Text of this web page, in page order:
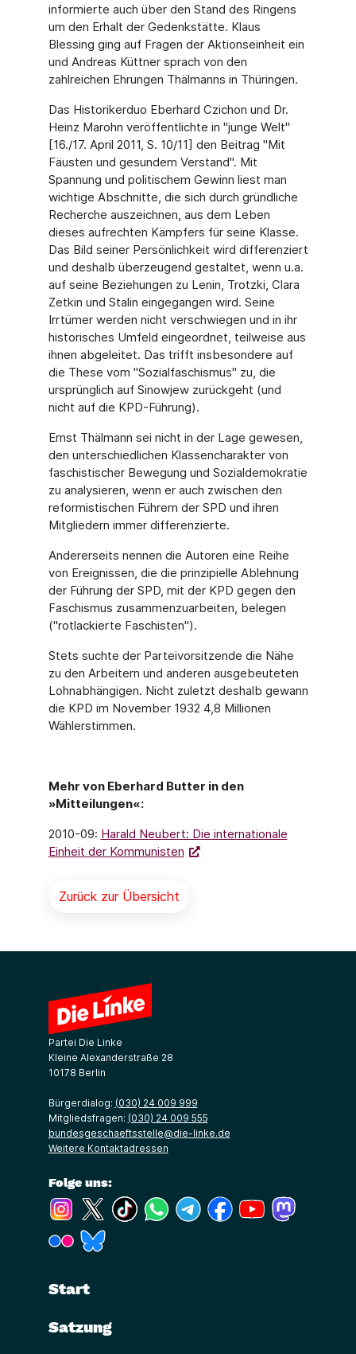
informierte auch über den Stand des Ringens
um den Erhalt der Gedenkstätte. Klaus
Blessing ging auf Fragen der Aktionseinheit ein
und Andreas Küttner sprach von den
zahlreichen Ehrungen Thälmanns in Thüringen.
Das Historikerduo Eberhard Czichon und Dr.
Heinz Marohn veröffentlichte in "junge Welt"
[16./17. April 2011, S. 10/11] den Beitrag "Mit
Fäusten und gesundem Verstand". Mit
Spannung und politischem Gewinn liest man
wichtige Abschnitte, die sich durch gründliche
Recherche auszeichnen, aus dem Leben
dieses aufrechten Kämpfers für seine Klasse.
Das Bild seiner Persönlichkeit wird differenziert
und deshalb überzeugend gestaltet, wenn u.a.
auf seine Beziehungen zu Lenin, Trotzki, Clara
Zetkin und Stalin eingegangen wird. Seine
Irrtümer werden nicht verschwiegen und in ihr
historisches Umfeld eingeordnet, teilweise aus
ihnen abgeleitet. Das trifft insbesondere auf
die These vom "Sozialfaschismus" zu, die
ursprünglich auf Sinowjew zurückgeht (und
nicht auf die KPD-Führung).
Ernst Thälmann sei nicht in der Lage gewesen,
den unterschiedlichen Klassencharakter von
faschistischer Bewegung und Sozialdemokratie
zu analysieren, wenn er auch zwischen den
reformistischen Führern der SPD und ihren
Mitgliedern immer differenzierte.
Andererseits nennen die Autoren eine Reihe
von Ereignissen, die die prinzipielle Ablehnung
der Führung der SPD, mit der KPD gegen den
Faschismus zusammenzuarbeiten, belegen
("rotlackierte Faschisten").
Stets suchte der Parteivorsitzende die Nähe
zu den Arbeitern und anderen ausgebeuteten
Lohnabhängigen. Nicht zuletzt deshalb gewann
die KPD im November 1932 4,8 Millionen
Wählerstimmen.
Mehr von Eberhard Butter in den
»Mitteilungen«:
2010-09: Harald Neubert: Die internationale
Einheit der Kommunisten
Zurück zur Übersicht
Partei Die Linke
Kleine Alexanderstraße 28
10178 Berlin
Bürgerdialog: (030) 24 009 999
Mitgliedsfragen: (030) 24 009 555
bundesgeschaeftsstelle@die-linke.de
Weitere Kontaktadressen
Folge uns:
(Link öffnet ein neues Fenster)
(Link öffnet ein neues Fenster)
(Link öffnet ein neues Fenster)
(Link öffnet ein neues Fenster)
(Link öffnet ein neues Fenster)
(Link öffnet ein neues
(Link öffnet ein
(Link öffnet ein neues Fenster)
Start
Satzung